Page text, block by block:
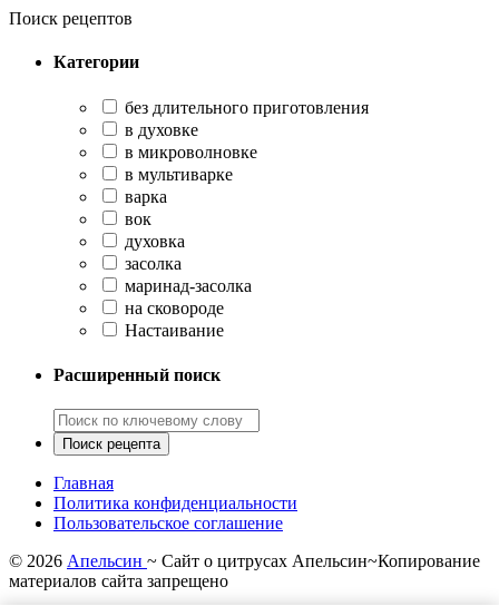
Поиск рецептов
Категории
без длительного приготовления
в духовке
в микроволновке
в мультиварке
варка
вок
духовка
засолка
маринад-засолка
на сковороде
Настаивание
Расширенный поиск
Главная
Политика конфиденциальности
Пользовательское соглашение
© 2026 Апельсин ~ Сайт о цитрусах Апельсин~Копирование
материалов сайта запрещено